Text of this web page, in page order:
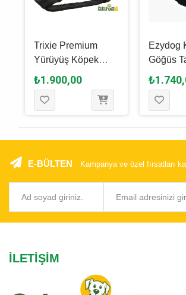
Trixie Premium
Yürüyüş Köpek
Göğüs Tasması M -
L, Siyah, 50 x 90
Cm - 25 Mm
₺1.900,00
Ezydog
Göğüs
Harness
Si̇yah
E-BÜLTEN Kampanya ve özel fırsatları
İLETIŞIM